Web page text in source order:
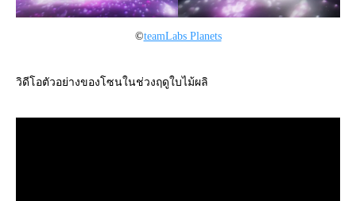
©teamLabs Planets
วิดีโอตัวอย่างของโซนในช่วงฤดูใบไม้ผลิ